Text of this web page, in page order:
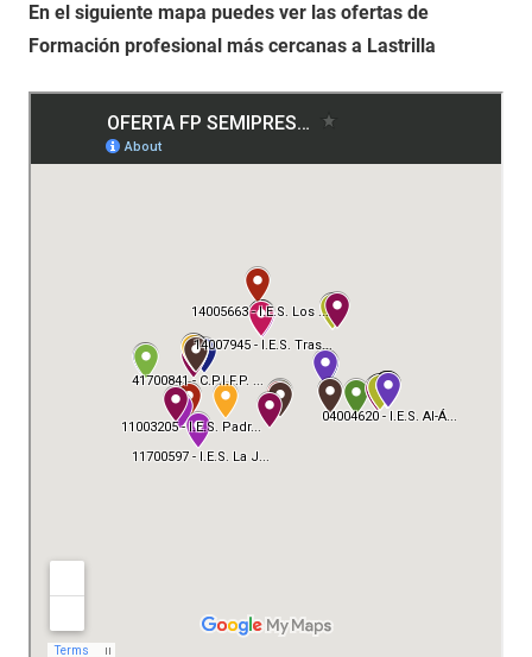
En el siguiente mapa puedes ver las ofertas de
Formación profesional más cercanas a Lastrilla